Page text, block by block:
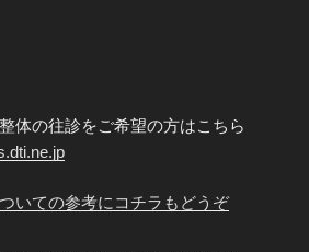
体の往診をご希望の方はこちら
いての参考にコチラもどうぞ